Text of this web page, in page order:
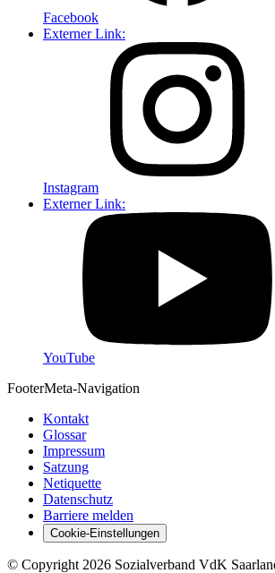
Facebook
Externer Link:
Instagram
Externer Link:
YouTube
FooterMeta-Navigation
Kontakt
Glossar
Impressum
Satzung
Netiquette
Datenschutz
Barriere melden
Cookie-Einstellungen
© Copyright 2026 Sozialverband VdK